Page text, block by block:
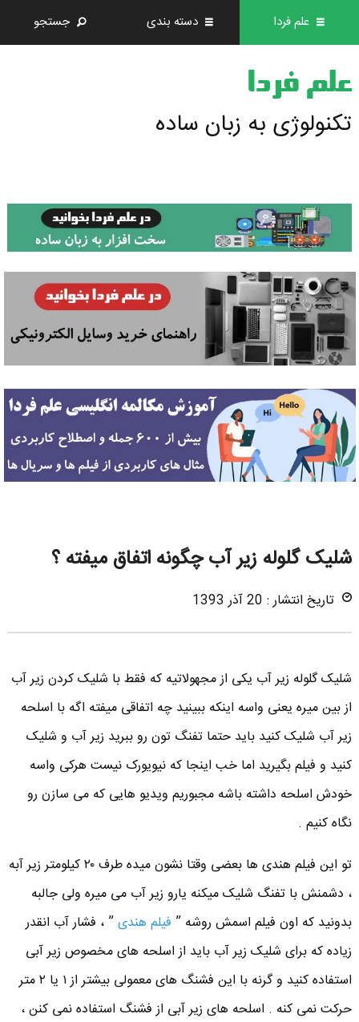
علم فردا دسته بندی جستجو
علم فردا
تکنولوژی به زبان ساده
شلیک گلوله زیر آب چگونه اتفاق میفته ؟
تاریخ انتشار : 20 آذر 1393
شلیک گلوله زیر آب یکی از مجهولاتیه که فقط با شلیک کردن زیر آب
از بین میره یعنی واسه اینکه ببینید چه اتفاقی میفته اگه با اسلحه
زیر آب شلیک کنید باید حتما تفنگ تون رو ببرید زیر آب و شلیک
کنید و فیلم بگیرید اما خب اینجا که نیویورک نیست هرکی واسه
خودش اسلحه داشته باشه مجبوریم ویدیو هایی که می سازن رو
نگاه کنیم .
تو این فیلم هندی ها بعضی وقتا نشون میده طرف ۲۰ کیلومتر زیر آبه
، دشمنش با تفنگ شلیک میکنه یارو زیر آب می میره ولی جالبه
بدونید که اون فیلم اسمش روشه ” فیلم هندی” ، فشار آب انقدر
زیاده که برای شلیک زیر آب باید از اسلحه های مخصوص زیر آبی
استفاده کنید و گرنه با این فشنگ های معمولی بیشتر از ۱ یا ۲ متر
حرکت نمی کنه . اسلحه های زیر آبی از فشنگ استفاده نمی کنن ،